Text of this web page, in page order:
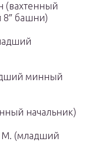
(вахтенный
башни)
минный
начальник)
М. (младший